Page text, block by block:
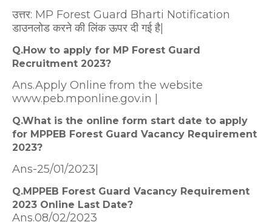
उत्तर: MP Forest Guard Bharti Notification
डाउनलोड करने की लिंक ऊपर दी गई है|
Q.How to apply for MP Forest Guard
Recruitment 2023?
Ans.Apply Online from the website
www.peb.mponline.gov.in |
Q.What is the online form start date to apply
for MPPEB Forest Guard Vacancy Requirement
2023?
Ans-25/01/2023|
Q.MPPEB Forest Guard Vacancy Requirement
2023 Online Last Date?
Ans.08/02/2023